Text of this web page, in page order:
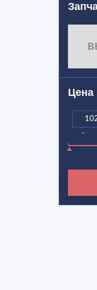
Цена
-